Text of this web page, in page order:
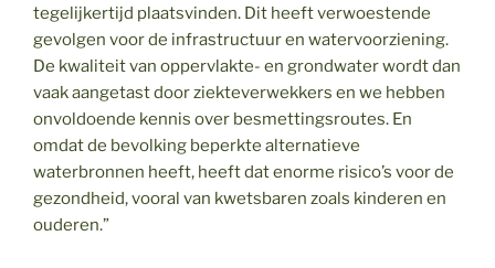
tegelijkertijd plaatsvinden. Dit heeft verwoestende
gevolgen voor de infrastructuur en watervoorziening.
De kwaliteit van oppervlakte- en grondwater wordt dan
vaak aangetast door ziekteverwekkers en we hebben
onvoldoende kennis over besmettingsroutes. En
omdat de bevolking beperkte alternatieve
waterbronnen heeft, heeft dat enorme risico’s voor de
gezondheid, vooral van kwetsbaren zoals kinderen en
ouderen.”